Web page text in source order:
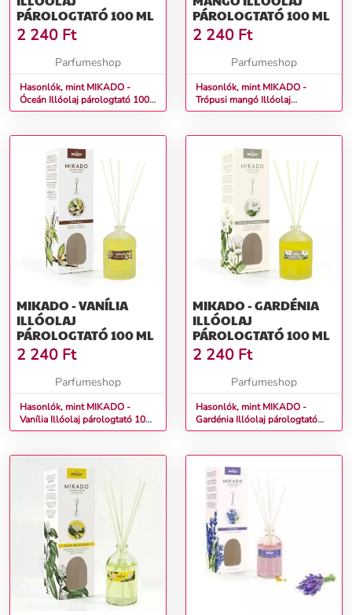
PÁROLOGTATÓ 100 ML
2 240 Ft
Parfumeshop
Hasonlók, mint MIKADO -
Óceán Illóolaj párologtató 100
ml
PÁROLOGTATÓ 100 ML
2 240 Ft
Parfumeshop
Hasonlók, mint MIKADO -
Trópusi mangó Illóolaj
párologtató 100 ml
MIKADO - VANÍLIA
ILLÓOLAJ
PÁROLOGTATÓ 100 ML
2 240 Ft
Parfumeshop
Hasonlók, mint MIKADO -
Vanília Illóolaj párologtató 100
ml
MIKADO - GARDÉNIA
ILLÓOLAJ
PÁROLOGTATÓ 100 ML
2 240 Ft
Parfumeshop
Hasonlók, mint MIKADO -
Gardénia Illóolaj párologtató
100 ml